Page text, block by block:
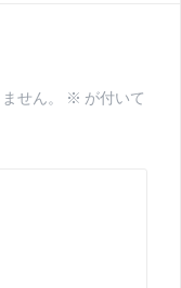
せん。 ※ が付いて